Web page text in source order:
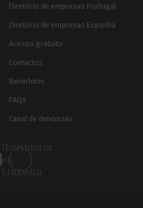
Diretório de empresas Portugal
Diretório de empresas Espanha
Acesso gratuito
Contactos
Iberinform
FAQs
Canal de denúncias
Iberinform
en
Linkedin